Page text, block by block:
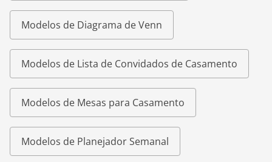
Modelos de Diagrama de Venn
Modelos de Lista de Convidados de Casamento
Modelos de Mesas para Casamento
Modelos de Planejador Semanal